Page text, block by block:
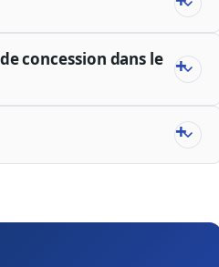
concession dans le